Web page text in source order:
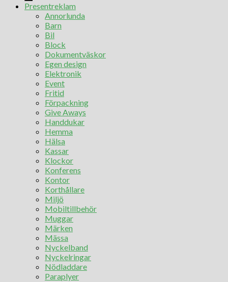
Presentreklam
Annorlunda
Barn
Bil
Block
Dokumentväskor
Egen design
Elektronik
Event
Fritid
Förpackning
Give Aways
Handdukar
Hemma
Hälsa
Kassar
Klockor
Konferens
Kontor
Korthållare
Miljö
Mobiltillbehör
Muggar
Märken
Mässa
Nyckelband
Nyckelringar
Nödladdare
Paraplyer